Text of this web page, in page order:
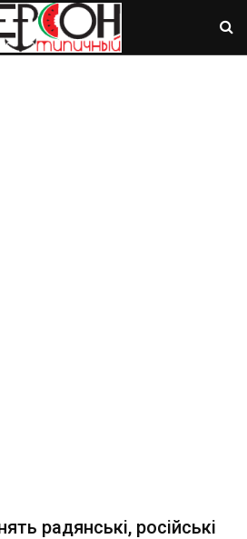
радянські, російські